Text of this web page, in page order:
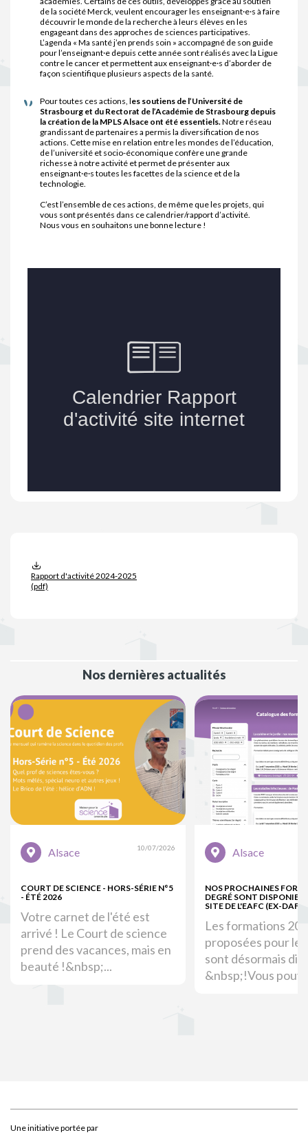
de la société Merck, veulent encourager les enseignant·e·s à faire
découvrir le monde de la recherche à leurs élèves en les
engageant dans des approches de sciences participatives.
L’agenda « Ma santé j’en prends soin » accompagné de son guide
pour l’enseignant·e depuis cette année sont réalisés avec la Ligue
contre le cancer et permettent aux enseignant·e·s d’aborder de
façon scientifique plusieurs aspects de la santé.
Pour toutes ces actions, les soutiens de l’Université de
Strasbourg et du Rectorat de l’Académie de Strasbourg depuis
la création de la MPLS Alsace ont été essentiels.Notre réseau
grandissant de partenaires a permis la diversification de nos
actions. Cette mise en relation entre les mondes de l’éducation,
de l’université et socio-économique confère une grande
richesse à notre activité et permet de présenter aux
enseignant·e·s toutes les facettes de la science et de la
technologie.
C’est l’ensemble de ces actions, de même que les projets, qui
vous sont présentés dans ce calendrier/rapport d’activité.
Nous vous en souhaitons une bonne lecture !
Rapport d'activité 2024-2025
(pdf)
Nos dernières actualités
Alsace 10/07/2026
COURT DE SCIENCE - HORS-SÉRIE N°5
- ÉTÉ 2026
Votre carnet de l'été est
arrivé ! Le Court de science
prend des vacances, mais en
beauté !&nbsp;...
Alsace
NOS PROCHAINES
DEGRÉ SONT
SITE DE L'EAFC (EX-
Les formations
proposées pour le
sont désormais
&nbsp;!Vous
Une initiative portée par